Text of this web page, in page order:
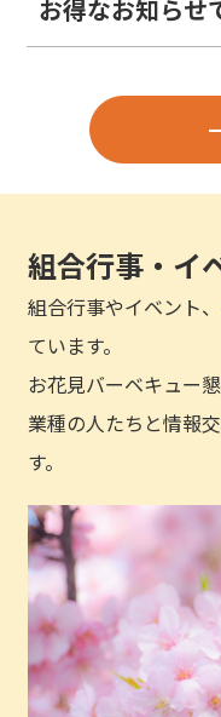
お得なお知らせ
組合行事・イ
組合行事やイベント
ています。
お花見バーベキュー
業種の人たちと情報
す。